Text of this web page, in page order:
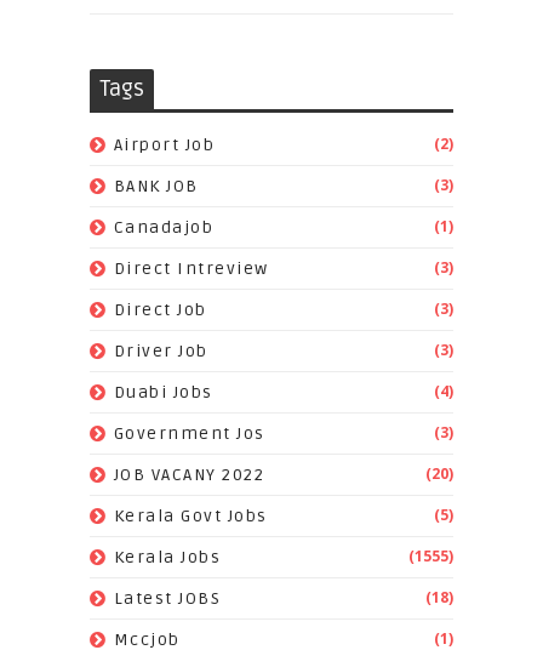
Tags
Airport Job (2)
BANK JOB (3)
Canadajob (1)
Direct Intreview (3)
Direct Job (3)
Driver Job (3)
Duabi Jobs (4)
Government Jos (3)
JOB VACANY 2022 (20)
Kerala Govt Jobs (5)
Kerala Jobs (1555)
Latest JOBS (18)
Mccjob (1)